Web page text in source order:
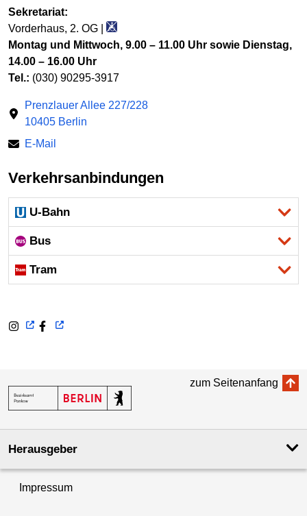
Sekretariat:
Vorderhaus, 2. OG |
Montag und Mittwoch, 9.00 – 11.00 Uhr sowie Dienstag,
14.00 – 16.00 Uhr
Tel.: (030) 90295-3917
Prenzlauer Allee 227/228
10405 Berlin
E-Mail
Verkehrsanbindungen
U-Bahn
Bus
Tram
zum Seitenanfang
Herausgeber
Impressum